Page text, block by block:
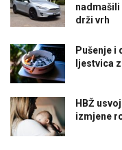
drži vrh
Pušenje i
ljestvica
HBŽ
izmjene